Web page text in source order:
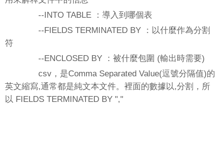
--INTO TABLE ：導入到哪個表
--FIELDS TERMINATED BY ：以什麼作為分割
符
--ENCLOSED BY ：被什麼包圍 (輸出時需要)
csv，是Comma Separated Value(逗號分隔值)的
英文縮寫,通常都是純文本文件。裡面的數據以,分割，所
以 FIELDS TERMINATED BY ","